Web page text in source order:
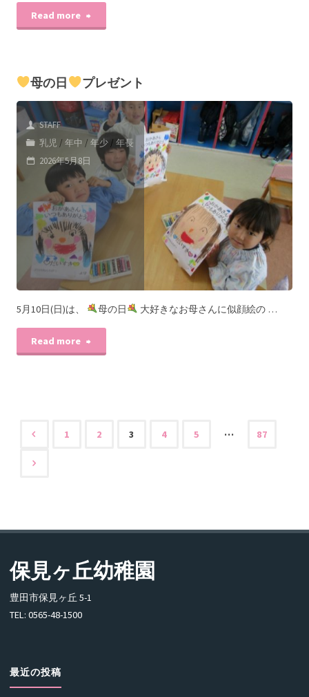
Read more
母の日 プレゼント
STAFF
乳児 / 年中 / 年少 / 年長
2026年5月8日
5月10日(日)は、 母の日 大好きなお母さんに似顔絵の …
Read more
1 2 3 4 5 … 87
保見ヶ丘幼稚園
豊田市保見ヶ丘 5-1
TEL: 0565-48-1500
最近の投稿